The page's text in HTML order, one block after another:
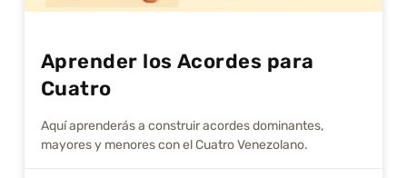
Aprender los Acordes para
Cuatro
Aquí aprenderás a construir acordes dominantes,
mayores y menores con el Cuatro Venezolano.